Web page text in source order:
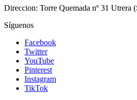
Direccion: Torre Quemada nº 31 Utrera
Síguenos
Facebook
Twitter
YouTube
Pinterest
Instagram
TikTok